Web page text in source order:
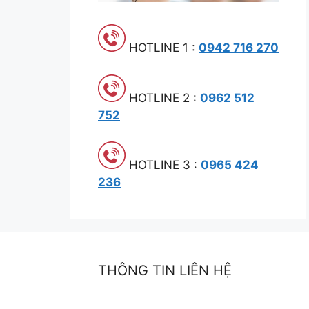
HOTLINE 1 : 0942 716 270
HOTLINE 2 : 0962 512
752
HOTLINE 3 : 0965 424
236
THÔNG TIN LIÊN HỆ